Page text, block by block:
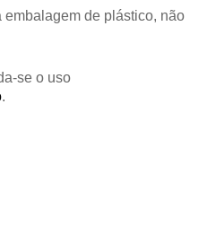
de plástico, não
se o uso
.